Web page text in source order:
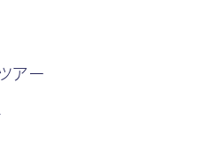
アー